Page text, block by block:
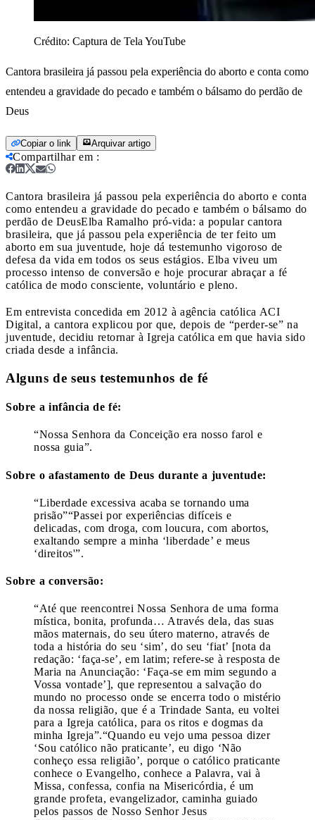
Crédito: Captura de Tela YouTube
Cantora brasileira já passou pela experiência do aborto e conta como
entendeu a gravidade do pecado e também o bálsamo do perdão de
Deus
Copiar o link Arquivar artigo
Compartilhar em :
Cantora brasileira já passou pela experiência do aborto e conta
como entendeu a gravidade do pecado e também o bálsamo do
perdão de DeusElba Ramalho pró-vida: a popular cantora
brasileira, que já passou pela experiência de ter feito um
aborto em sua juventude, hoje dá testemunho vigoroso de
defesa da vida em todos os seus estágios. Elba viveu um
processo intenso de conversão e hoje procurar abraçar a fé
católica de modo consciente, voluntário e pleno.
Em entrevista concedida em 2012 à agência católica ACI
Digital, a cantora explicou por que, depois de “perder-se” na
juventude, decidiu retornar à Igreja católica em que havia sido
criada desde a infância.
Alguns de seus testemunhos de fé
Sobre a infância de fé:
“Nossa Senhora da Conceição era nosso farol e
nossa guia”.
Sobre o afastamento de Deus durante a juventude:
“Liberdade excessiva acaba se tornando uma
prisão”“Passei por experiências difíceis e
delicadas, com droga, com loucura, com abortos,
exaltando sempre a minha ‘liberdade’ e meus
‘direitos'”.
Sobre a conversão:
“Até que reencontrei Nossa Senhora de uma forma
mística, bonita, profunda… Através dela, das suas
mãos maternais, do seu útero materno, através de
toda a história do seu ‘sim’, do seu ‘fiat’ [nota da
redação: ‘faça-se’, em latim; refere-se à resposta de
Maria na Anunciação: ‘Faça-se em mim segundo a
Vossa vontade’], que representou a salvação do
mundo no processo onde se encerra todo o mistério
da nossa religião, que é a Trindade Santa, eu voltei
para a Igreja católica, para os ritos e dogmas da
minha Igreja”.“Quando eu vejo uma pessoa dizer
‘Sou católico não praticante’, eu digo ‘Não
conheço essa religião’, porque o católico praticante
conhece o Evangelho, conhece a Palavra, vai à
Missa, confessa, confia na Misericórdia, é um
grande profeta, evangelizador, caminha guiado
pelos passos de Nosso Senhor Jesus